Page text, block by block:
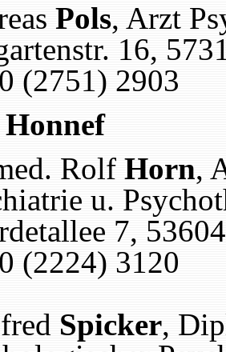
Pols, Arzt
16,
(2751) 2903
Rolf Horn,
u.
7,
(2224) 3120
Spicker,